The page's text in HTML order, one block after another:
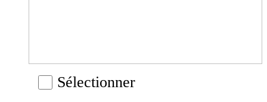
Sélectionner